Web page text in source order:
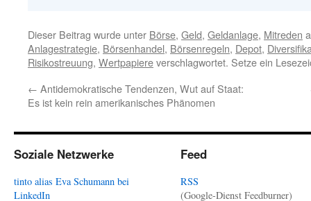
Dieser Beitrag wurde unter Börse, Geld, Geldanlage, Mitreden
Anlagestrategie, Börsenhandel, Börsenregeln, Depot,
Risikostreuung, Wertpapiereverschlagwortet. Setze ein
← Antidemokratische Tendenzen, Wut auf Staat:
Es ist kein rein amerikanisches Phänomen
Soziale Netzwerke
tinto alias Eva Schumann bei
LinkedIn
Feed
RSS
(Google-Dienst Feedburner)